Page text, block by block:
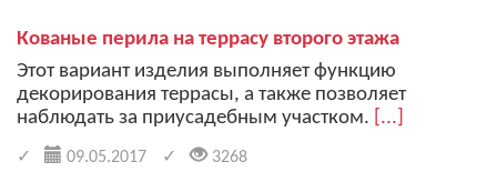
Кованые перила на террасу второго этажа
Этот вариант изделия выполняет функцию
декорирования террасы, а также позволяет
наблюдать за приусадебным участком.
[...]
09.05.2017 3268